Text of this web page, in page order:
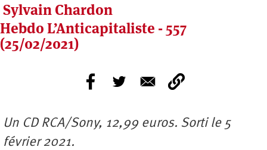
Sylvain Chardon
Hebdo L’Anticapitaliste - 557
(25/02/2021)
Un CD RCA/Sony, 12,99 euros. Sorti le 5
février 2021.